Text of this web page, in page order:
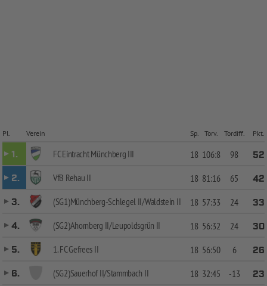
Pl. Verein Sp. Torv. Tordiff. Pkt.
1. FC Eintracht Münchberg III 18 106:8 98
52
2.
VfB Rehau II 18 81:16 65
42
3.
(SG1)Münchberg-Schlegel II/Waldstein II 18 57:33 24
33
4.
(SG2)Ahornberg II/Leupoldsgrün II 18 56:32 24
30
5.
1. FC Gefrees II 18 56:50 6
26
6.
(SG2)Sauerhof II/Stammbach II 18 32:45 -13
23